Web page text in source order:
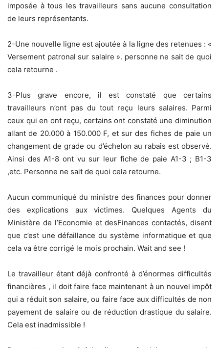
imposée à tous les travailleurs sans aucune consultation
de leurs représentants.
2-Une nouvelle ligne est ajoutée à la ligne des retenues : «
Versement patronal sur salaire ». personne ne sait de quoi
cela retourne .
3-Plus grave encore, il est constaté que certains
travailleurs n’ont pas du tout reçu leurs salaires. Parmi
ceux qui en ont reçu, certains ont constaté une diminution
allant de 20.000 à 150.000 F, et sur des fiches de paie un
changement de grade ou d’échelon au rabais est observé.
Ainsi des A1-8 ont vu sur leur fiche de paie A1-3 ; B1-3
,etc. Personne ne sait de quoi cela retourne.
Aucun communiqué du ministre des finances pour donner
des explications aux victimes. Quelques Agents du
Ministère de l’Economie et desFinances contactés, disent
que c’est une défaillance du système informatique et que
cela va être corrigé le mois prochain. Wait and see !
Le travailleur étant déjà confronté à d’énormes difficultés
financières , il doit faire face maintenant à un nouvel impôt
qui a réduit son salaire, ou faire face aux difficultés de non
payement de salaire ou de réduction drastique du salaire.
Cela est inadmissible !